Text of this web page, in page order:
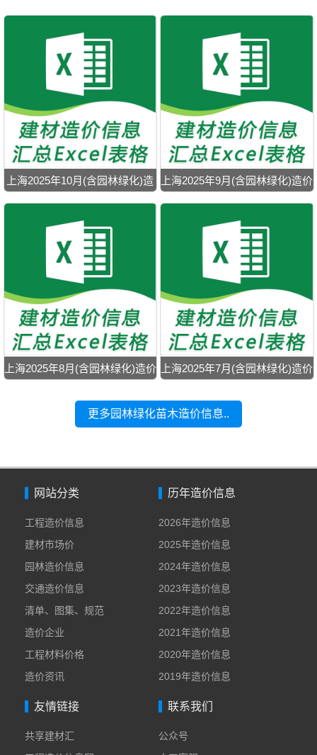
上海2025年10月(含园林绿化)造
价信息
上海2025年9月(含园林绿化)造价
信息
上海2025年8月(含园林绿化)造价
上海2025年7月(含园林绿化)造价
更多园林绿化苗木造价信息..
网站分类
工程造价信息
建材市场价
园林造价信息
交通造价信息
清单、图集、规范
造价企业
工程材料价格
造价资讯
历年造价信息
2026年造价信息
2025年造价信息
2024年造价信息
2023年造价信息
2022年造价信息
2021年造价信息
2020年造价信息
2019年造价信息
友情链接
共享建材汇
联系我们
公众号